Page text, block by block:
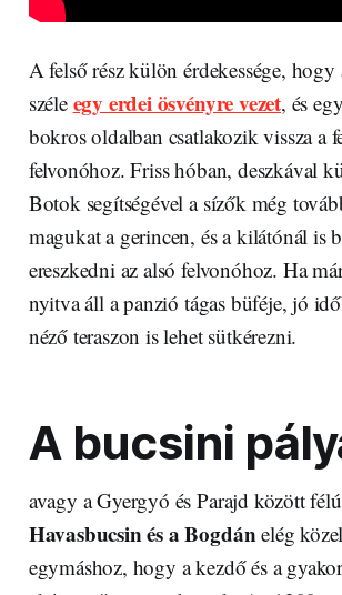
A felső rész külön érdekessége, hogy
széle egy erdei ösvényre vezet, és
bokros oldalban csatlakozik vissza a
felvonóhoz. Friss hóban, deszkával
Botok segítségével a sízők még
magukat a gerincen, és a kilátónál is
ereszkedni az alsó felvonóhoz. Ha
nyitva áll a panzió tágas büféje, jó
néző teraszon is lehet sütkérezni.
A bucsini
avagy a Gyergyó és Parajd között
Havasbucsin és a Bogdánelég
egymáshoz, hogy a kezdő és a